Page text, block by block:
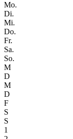
Mo.
Di.
Mi.
Do.
Fr.
Sa.
So.
M
D
M
D
F
S
S
1